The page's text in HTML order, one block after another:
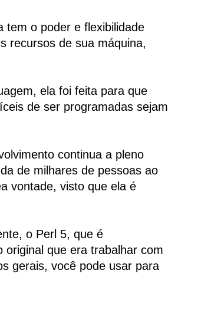
tem o poder e flexibilidade
recursos de sua máquina,
ela foi feita para que
de ser programadas sejam
continua a pleno
de milhares de pessoas ao
vontade, visto que ela é
o Perl 5, que é
original que era trabalhar com
gerais, você pode usar para